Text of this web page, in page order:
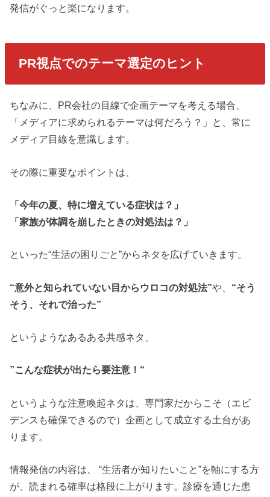
発信がぐっと楽になります。
PR視点でのテーマ選定のヒント
ちなみに、PR会社の目線で企画テーマを考える場合、
「メディアに求められるテーマは何だろう？」と、常に
メディア目線を意識します。
その際に重要なポイントは、
「今年の夏、特に増えている症状は？」
「家族が体調を崩したときの対処法は？」
といった“生活の困りごと”からネタを広げていきます。
“意外と知られていない目からウロコの対処法”や、 “そう
そう、それで治った”
というようなあるある共感ネタ、
”こんな症状が出たら要注意！“
というような注意喚起ネタは、専門家だからこそ（エビ
デンスも確保できるので）企画として成立する土台があ
ります。
情報発信の内容は、 “生活者が知りたいこと”を軸にする方
が、読まれる確率は格段に上がります。診療を通じた患